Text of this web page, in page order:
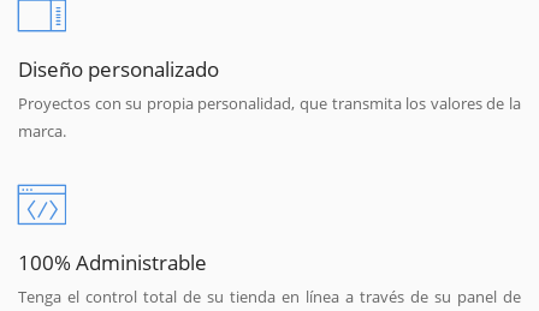
Diseño personalizado
Proyectos con su propia personalidad, que transmita los valores de la
marca.
100% Administrable
Tenga el control total de su tienda en línea a través de su panel de